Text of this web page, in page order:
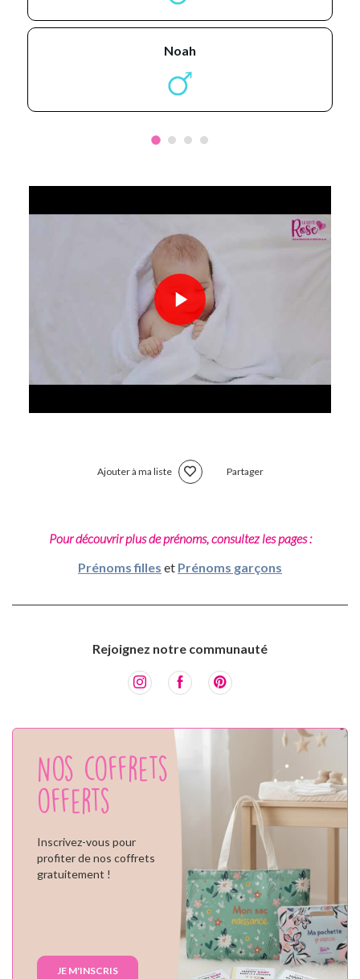
noah
Ajouter à ma liste Partager
Pour découvrir plus de prénoms, consultez les pages :
Prénoms filles et Prénoms garçons
Rejoignez notre communauté
Nos coffrets
offerts
Inscrivez-vous pour
profiter de nos coffrets
gratuitement !
JE M'INSCRIS